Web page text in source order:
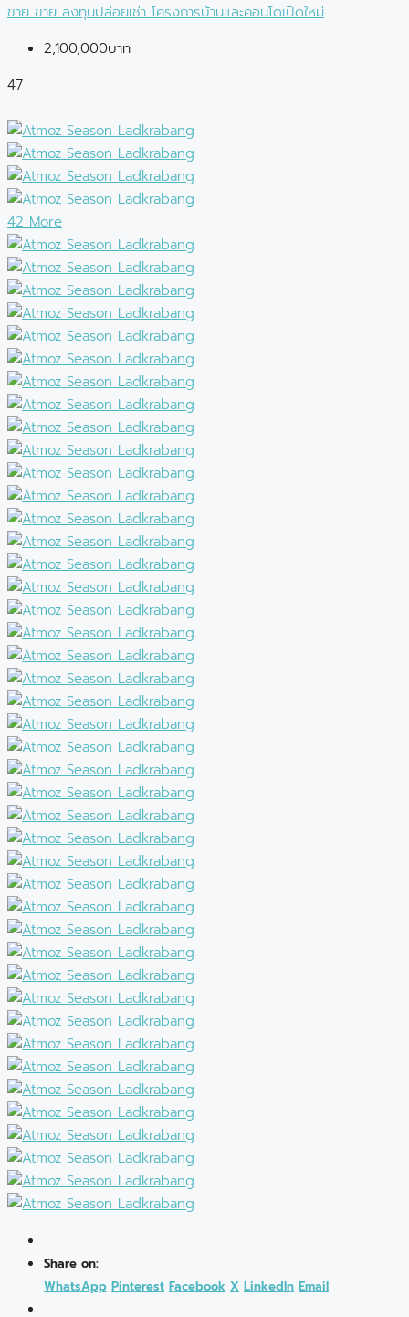
ขาย ขาย ลงทุนปล่อยเช่า โครงการบ้านและคอนโดเปิดใหม่
2,100,000บาท
47
42 More
Share on:
WhatsApp Pinterest Facebook X LinkedIn Email